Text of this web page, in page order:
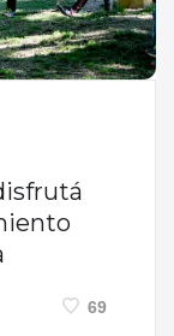
69